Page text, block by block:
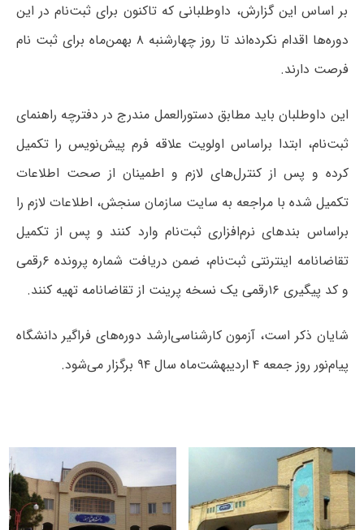
بر اساس این گزارش، داوطلبانی که تاکنون برای ثبت‌نام در این
دوره‌ها اقدام نکرده‌اند تا روز چهارشنبه ۸ بهمن‌ماه برای ثبت نام
فرصت دارند.
این داوطلبان باید مطابق دستورالعمل مندرج در دفترچه راهنمای
ثبت‌نام، ابتدا براساس اولویت علاقه فرم پیش‌نویس را تکمیل
کرده و پس از کنترل‌های لازم و اطمینان از صحت اطلاعات
تکمیل شده با مراجعه به سایت سازمان سنجش، اطلاعات لازم را
براساس بندهای نرم‌افزاری ثبت‌نام وارد کنند و پس از تکمیل
تقاضانامه اینترنتی ثبت‌نام، ضمن دریافت شماره پرونده ۶رقمی
و کد پیگیری ۱۶رقمی یک نسخه پرینت از تقاضانامه تهیه کنند.
شایان ذکر است، آزمون کارشناسی‌ارشد دوره‌های فراگیر دانشگاه
پیام‌نور روز جمعه ۴ اردیبهشت‌ماه سال ۹۴ برگزار می‌شود.